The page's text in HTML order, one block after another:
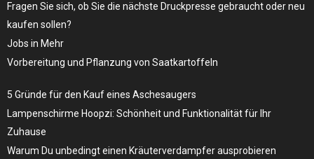
Fragen Sie sich, ob Sie die nächste Druckpresse gebraucht oder neu
kaufen sollen?
Jobs in Mehr
Vorbereitung und Pflanzung von Saatkartoffeln
5 Gründe für den Kauf eines Aschesaugers
Lampenschirme Hoopzi: Schönheit und Funktionalität für Ihr
Zuhause
Warum Du unbedingt einen Kräuterverdampfer ausprobieren